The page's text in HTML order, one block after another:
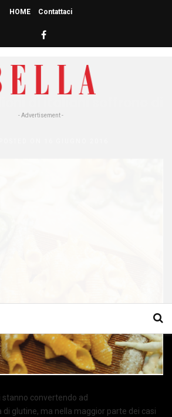
HOME Contattaci
- Advertisement -
gluten free
convertendo ad
di glutine, ma nella maggior parte dei casi